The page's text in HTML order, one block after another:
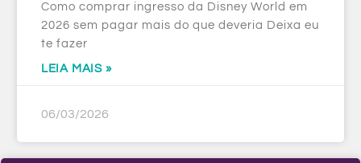
Como comprar ingresso da Disney World em
2026 sem pagar mais do que deveria Deixa eu
te fazer
LEIA MAIS »
06/03/2026